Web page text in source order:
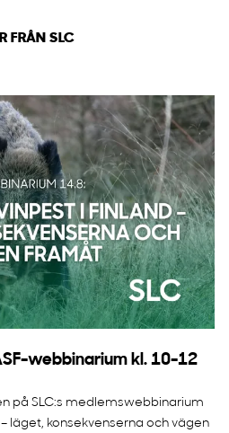
FRÅN SLC
webbinarium kl. 10-12
på SLC:s medlemswebbinarium
läget, konsekvenserna och vägen